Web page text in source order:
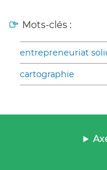
Mots-clés :
entrepreneuriat
cartographie